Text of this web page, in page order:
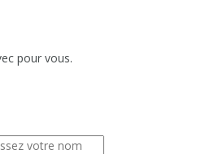
pour vous.